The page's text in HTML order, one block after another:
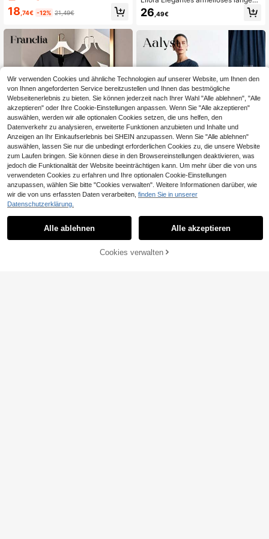
nt lang
18 ,74€ -12% 21,49€
4
Franclia Damen elegantes Pendler
Midi-Kleid Einfarbig mit abgerundet
em Ausschnitt
besticktes Kleid für Damen
26 ,49€
afftes Taschenkleid Mit Flügelärmel
n, Elegant Und Romantisch Für Som
merausflüge, Dates, Ostern, Muttert
ag, Grün
JETZT EINKAUFEN
Wir verwenden Cookies und ähnliche Technologien auf unserer Website, um Ihnen den
von Ihnen angeforderten Service bereitzustellen und Ihnen das bestmögliche
Webseitenerlebnis zu bieten. Sie können jederzeit nach Ihrer Wahl "Alle ablehnen", "Alle
akzeptieren" oder Ihre Cookie-Einstellungen anpassen. Wenn Sie "Alle akzeptieren"
auswählen, werden wir alle optionalen Cookies setzen, die uns helfen, den
Datenverkehr zu analysieren, erweiterte Funktionen anzubieten und Inhalte und
Anzeigen an Ihr Einkaufserlebnis bei SHEIN anzupassen. Wenn Sie "Alle ablehnen"
auswählen, lassen Sie nur die unbedingt erforderlichen Cookies zu, die unsere Website
zum Laufen bringen. Sie können diese in den Browsereinstellungen deaktivieren, was
jedoch die Funktionalität der Website beeinträchtigen kann. Um mehr über die von uns
verwendeten Cookies zu erfahren und Ihre optionalen Cookie-Einstellungen
anzupassen, wählen Sie bitte "Cookies verwalten". Weitere Informationen darüber, wie
wir die von uns erfassten Daten verarbeiten, finden Sie in unserer
Datenschutzerklärung.
Alle ablehnen Alle akzeptieren
Cookies verwalten